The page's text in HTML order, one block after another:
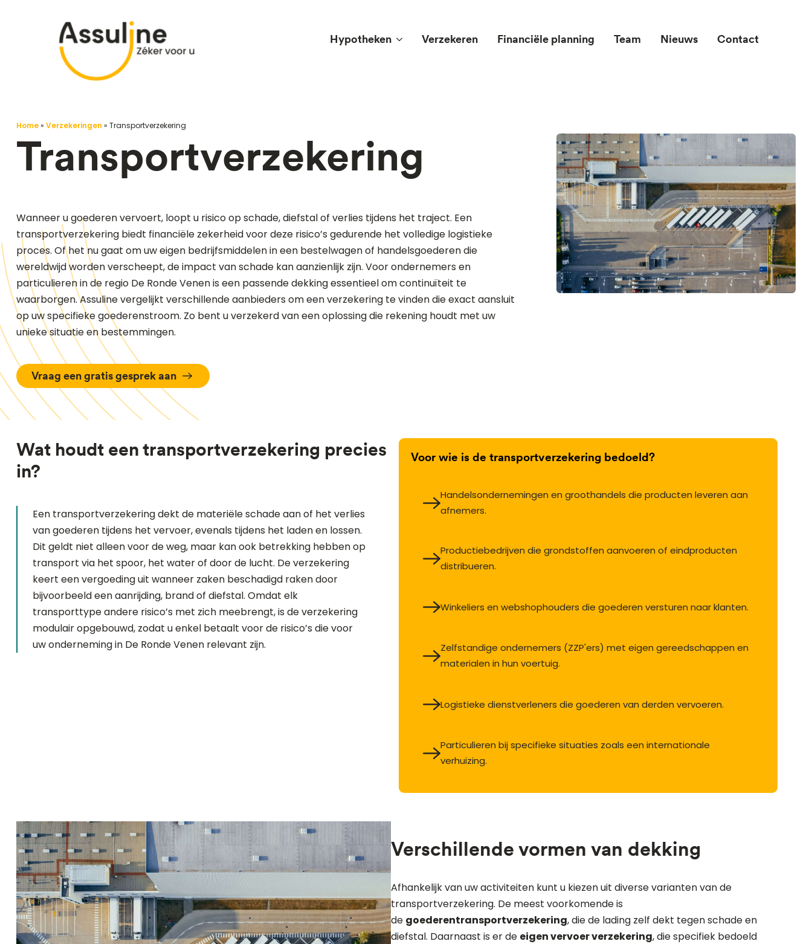
Hypotheken Verzekeren Financiële planning Team Nieuws Contact
Home» Verzekeringen » Transportverzekering
Transportverzekering
Wanneer u goederen vervoert, loopt u risico op schade, diefstal of verlies tijdens het traject. Een
transportverzekering biedt financiële zekerheid voor deze risico’s gedurende het volledige logistieke
proces. Of het nu gaat om uw eigen bedrijfsmiddelen in een bestelwagen of handelsgoederen die
wereldwijd worden verscheept, de impact van schade kan aanzienlijk zijn. Voor ondernemers en
particulieren in de regio De Ronde Venen is een passende dekking essentieel om continuïteit te
waarborgen. Assuline vergelijkt verschillende aanbieders om een verzekering te vinden die exact aansluit
op uw specifieke goederenstroom. Zo bent u verzekerd van een oplossing die rekening houdt met uw
unieke situatie en bestemmingen.
Vraag een gratis gesprek aan
Wat houdt een transportverzekering precies
in?
Een transportverzekering dekt de materiële schade aan of het verlies
van goederen tijdens het vervoer, evenals tijdens het laden en lossen.
Dit geldt niet alleen voor de weg, maar kan ook betrekking hebben op
transport via het spoor, het water of door de lucht. De verzekering
keert een vergoeding uit wanneer zaken beschadigd raken door
bijvoorbeeld een aanrijding, brand of diefstal. Omdat elk
transporttype andere risico’s met zich meebrengt, is de verzekering
modulair opgebouwd, zodat u enkel betaalt voor de risico’s die voor
uw onderneming in De Ronde Venen relevant zijn.
Voor wie is de transportverzekering bedoeld?
Handelsondernemingen en groothandels die producten leveren aan
afnemers.
Productiebedrijven die grondstoffen aanvoeren of eindproducten
distribueren.
Winkeliers en webshophouders die goederen versturen naar klanten.
Zelfstandige ondernemers (ZZP'ers) met eigen gereedschappen en
materialen in hun voertuig.
Logistieke dienstverleners die goederen van derden vervoeren.
Particulieren bij specifieke situaties zoals een internationale
verhuizing.
Verschillende vormen van dekking
Afhankelijk van uw activiteiten kunt u kiezen uit diverse varianten van de
transportverzekering. De meest voorkomende is
de goederentransportverzekering, die de lading zelf dekt tegen schade en
diefstal. Daarnaast is er de eigen vervoer verzekering, die specifiek bedoeld